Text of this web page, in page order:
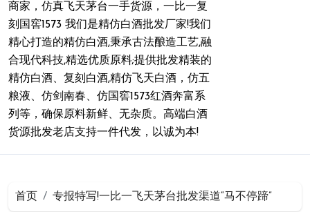
商家，仿真飞天茅台一手货源，一比一复
刻国窖1573 我们是精仿白酒批发厂家!我们
精心打造的精仿白酒,秉承古法酿造工艺,融
合现代科技,精选优质原料;提供批发精装的
精仿白酒、复刻白酒,精仿飞天白酒，仿五
粮液、仿剑南春、仿国窖1573红酒奔富系
列等，确保原料新鲜、无杂质。高端白酒
货源批发老店支持一件代发，以诚为本!
首页 专报特写!一比一飞天茅台批发渠道“马不停蹄”